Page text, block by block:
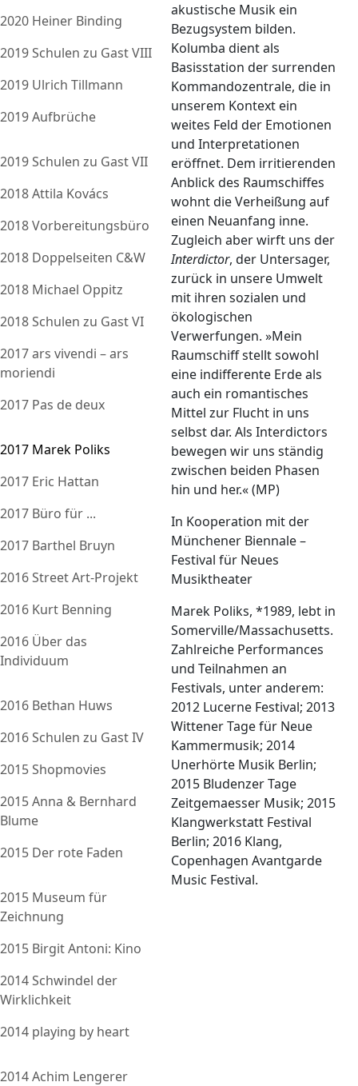
2020 Heiner Binding
2019 Schulen zu Gast VIII
2019 Ulrich Tillmann
2019 Aufbrüche
2019 Schulen zu Gast VII
2018 Attila Kovács
2018 Vorbereitungsbüro
2018 Doppelseiten C&W
2018 Michael Oppitz
2018 Schulen zu Gast VI
2017 ars vivendi – ars
moriendi
2017 Pas de deux
2017 Marek Poliks
2017 Eric Hattan
2017 Büro für ...
2017 Barthel Bruyn
2016 Street Art-Projekt
2016 Kurt Benning
2016 Über das
Individuum
2016 Bethan Huws
2016 Schulen zu Gast IV
2015 Shopmovies
2015 Anna & Bernhard
Blume
2015 Der rote Faden
2015 Museum für
Zeichnung
2015 Birgit Antoni: Kino
2014 Schwindel der
Wirklichkeit
2014 playing by heart
2014 Achim Lengerer
akustische Musik ein
Bezugsystem bilden.
Kolumba dient als
Basisstation der surrenden
Kommandozentrale, die in
unserem Kontext ein
weites Feld der Emotionen
und Interpretationen
eröffnet. Dem irritierenden
Anblick des Raumschiffes
wohnt die Verheißung auf
einen Neuanfang inne.
Zugleich aber wirft uns der
Interdictor, der Untersager,
zurück in unsere Umwelt
mit ihren sozialen und
ökologischen
Verwerfungen. »Mein
Raumschiff stellt sowohl
eine indifferente Erde als
auch ein romantisches
Mittel zur Flucht in uns
selbst dar. Als Interdictors
bewegen wir uns ständig
zwischen beiden Phasen
hin und her.« (MP)
In Kooperation mit der
Münchener Biennale –
Festival für Neues
Musiktheater
Marek Poliks, *1989, lebt in
Somerville/Massachusetts.
Zahlreiche Performances
und Teilnahmen an
Festivals, unter anderem:
2012 Lucerne Festival; 2013
Wittener Tage für Neue
Kammermusik; 2014
Unerhörte Musik Berlin;
2015 Bludenzer Tage
Zeitgemaesser Musik; 2015
Klangwerkstatt Festival
Berlin; 2016 Klang,
Copenhagen Avantgarde
Music Festival.